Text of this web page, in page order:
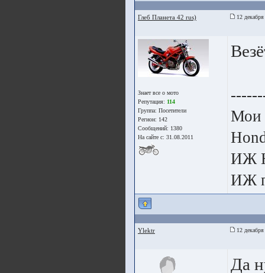
Глеб Планета 42 rus) 12
Знает все о мото
Репутация: 114
Группа: Посетители
Регион: 142
Сообщений: 1380
На сайте с: 31.08.2011
Мои
ИЖ
ИЖ
Ylektr 12
Да